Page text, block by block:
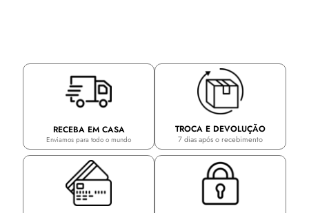
RECEBA EM CASA
Enviamos para todo o mundo
TROCA E DEVOLUÇÃO
7 dias após o recebimento